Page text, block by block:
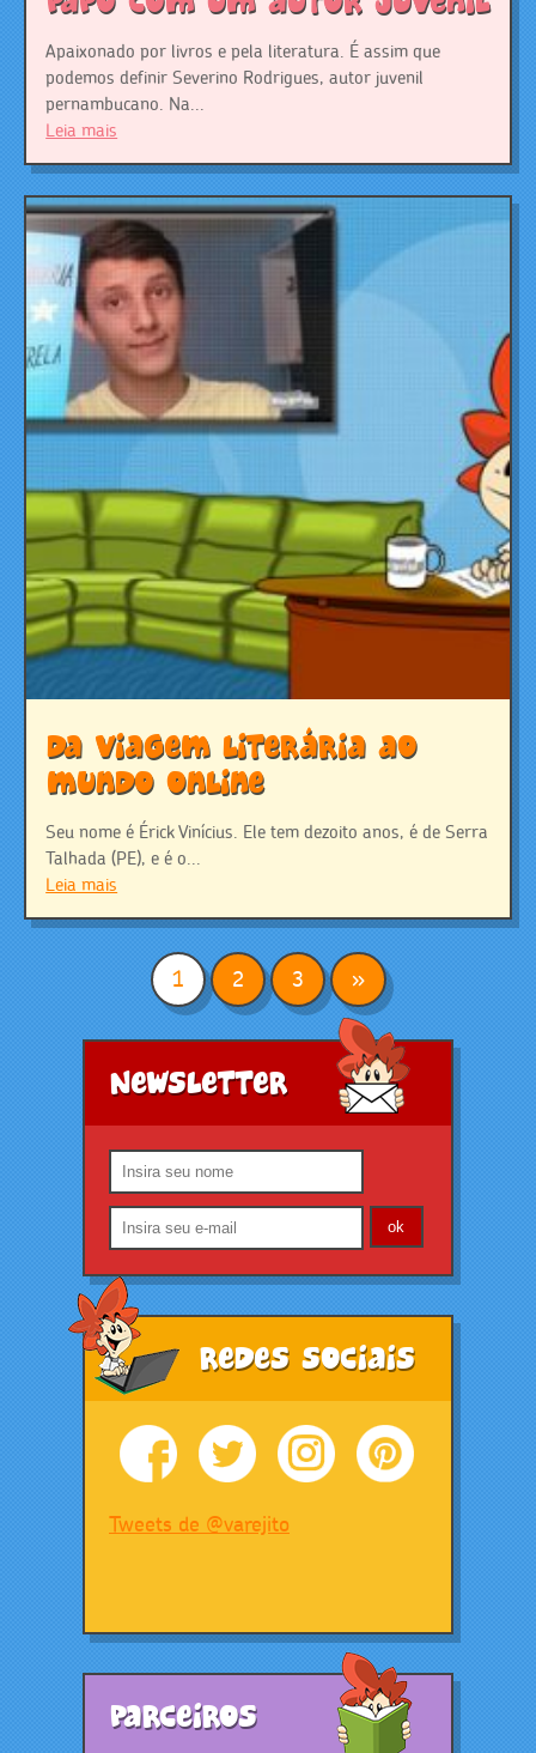
Apaixonado por livros e pela literatura. É assim que
podemos definir Severino Rodrigues, autor juvenil
pernambucano. Na...
Leia mais
Da viagem literária ao
mundo online
Seu nome é Érick Vinícius. Ele tem dezoito anos, é de Serra
Talhada (PE), e é o...
Leia mais
1 2 3 »
Newsletter
Redes Sociais
Tweets de @varejito
Parceiros